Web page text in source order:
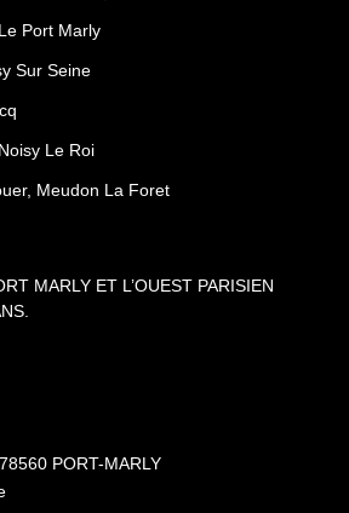
Port Marly
Sur Seine
Le Roi
Meudon La Foret
MARLY ET L’OUEST PARISIEN
PORT-MARLY